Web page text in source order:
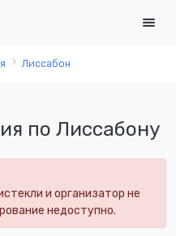
Лиссабон
по Лиссабону
и организатор не
недоступно.